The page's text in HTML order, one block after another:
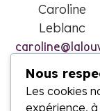
Caroline
Leblanc
Bas St-
Québec
Nous
Les cookies
expérience,